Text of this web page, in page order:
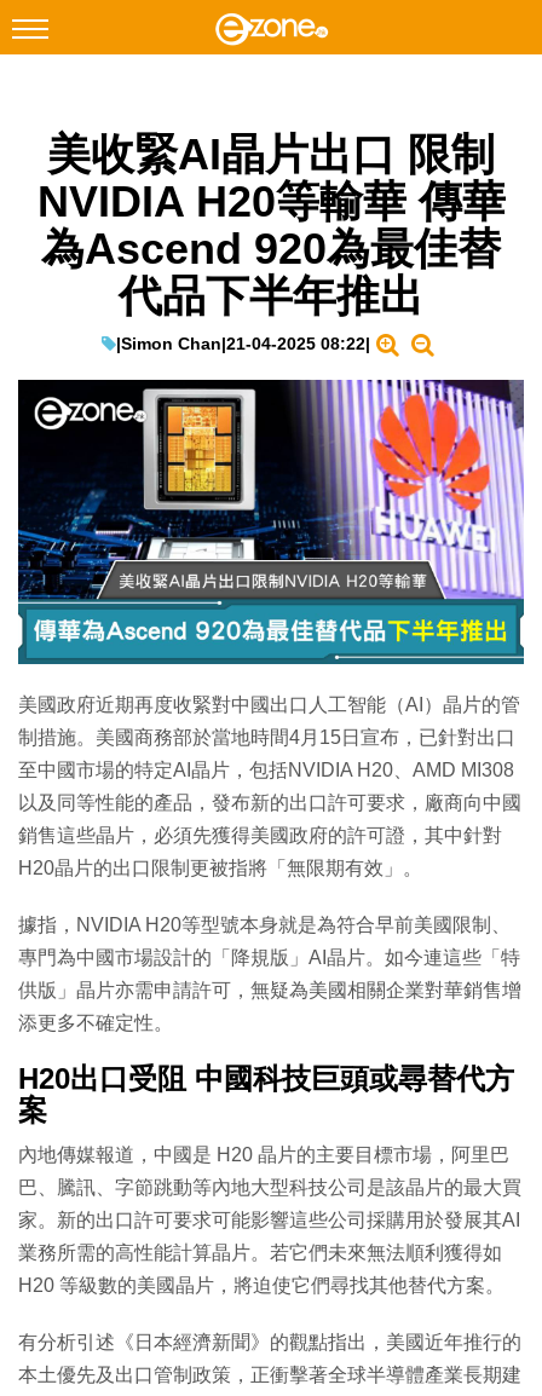
Facebook Instagram
科技焦點
網絡生活
EduTech
IT Times
生成式AI與雲端應用
Enterprise Digital Transformation
特集
美收緊AI晶片出口 限制
NVIDIA H20等輸華 傳華
為Ascend 920為最佳替
代品下半年推出
|Simon Chan|21-04-2025 08:22|
美國政府近期再度收緊對中國出口人工智能（AI）晶片的管
制措施。美國商務部於當地時間4月15日宣布，已針對出口
至中國市場的特定AI晶片，包括NVIDIA H20、AMD MI308
以及同等性能的產品，發布新的出口許可要求，廠商向中國
銷售這些晶片，必須先獲得美國政府的許可證，其中針對
H20晶片的出口限制更被指將「無限期有效」。
據指，NVIDIA H20等型號本身就是為符合早前美國限制、
專門為中國市場設計的「降規版」AI晶片。如今連這些「特
供版」晶片亦需申請許可，無疑為美國相關企業對華銷售增
添更多不確定性。
H20出口受阻 中國科技巨頭或尋替代方
案
內地傳媒報道，中國是 H20 晶片的主要目標市場，阿里巴
巴、騰訊、字節跳動等內地大型科技公司是該晶片的最大買
家。新的出口許可要求可能影響這些公司採購用於發展其AI
業務所需的高性能計算晶片。若它們未來無法順利獲得如
H20 等級數的美國晶片，將迫使它們尋找其他替代方案。
有分析引述《日本經濟新聞》的觀點指出，美國近年推行的
本土優先及出口管制政策，正衝擊著全球半導體產業長期建